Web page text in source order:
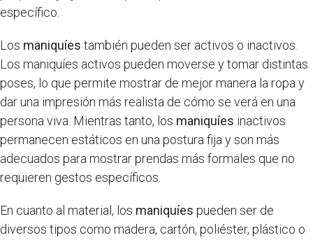
específico.
Los maniquíes también pueden ser activos o inactivos.
Los maniquíes activos pueden moverse y tomar distintas
poses, lo que permite mostrar de mejor manera la ropa y
dar una impresión más realista de cómo se verá en una
persona viva. Mientras tanto, los maniquíes inactivos
permanecen estáticos en una postura fija y son más
adecuados para mostrar prendas más formales que no
requieren gestos específicos.
En cuanto al material, los maniquíes pueden ser de
diversos tipos como madera, cartón, poliéster, plástico o